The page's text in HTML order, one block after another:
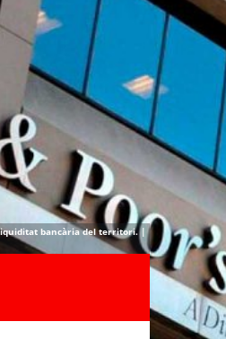
liquiditat bancària del territori. |